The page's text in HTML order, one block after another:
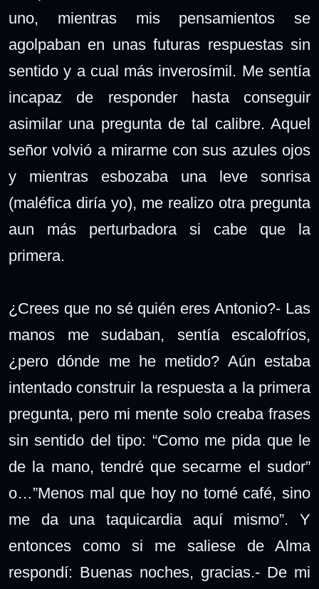
uno, mientras mis pensamientos se
agolpaban en unas futuras respuestas sin
sentido y a cual más inverosímil. Me sentía
incapaz de responder hasta conseguir
asimilar una pregunta de tal calibre. Aquel
señor volvió a mirarme con sus azules ojos
y mientras esbozaba una leve sonrisa
(maléfica diría yo), me realizo otra pregunta
aun más perturbadora si cabe que la
primera.
¿Crees que no sé quién eres Antonio?- Las
manos me sudaban, sentía escalofríos,
¿pero dónde me he metido? Aún estaba
intentado construir la respuesta a la primera
pregunta, pero mi mente solo creaba frases
sin sentido del tipo: “Como me pida que le
de la mano, tendré que secarme el sudor”
o…”Menos mal que hoy no tomé café, sino
me da una taquicardia aquí mismo”. Y
entonces como si me saliese de Alma
respondí: Buenas noches, gracias.- De mi